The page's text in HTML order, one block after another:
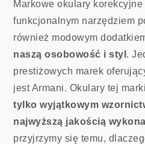
Markowe okulary
funkcjonalnym narzędziem
również modowym
naszą osobowość i styl .
prestiżowych marek
jest Armani. Okulary tej marki
tylko wyjątkowym
najwyższą jakością
przyjrzymy się temu,